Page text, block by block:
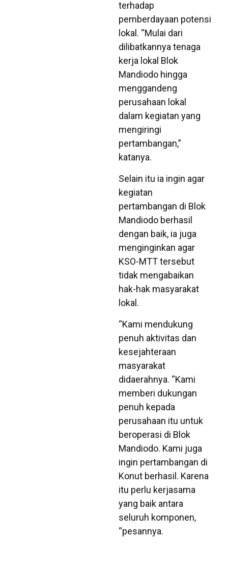
terhadap
pemberdayaan potensi
lokal. “Mulai dari
dilibatkannya tenaga
kerja lokal Blok
Mandiodo hingga
menggandeng
perusahaan lokal
dalam kegiatan yang
mengiringi
pertambangan,”
katanya.
Selain itu ia ingin agar
kegiatan
pertambangan di Blok
Mandiodo berhasil
dengan baik, ia juga
menginginkan agar
KSO-MTT tersebut
tidak mengabaikan
hak-hak masyarakat
lokal.
“Kami mendukung
penuh aktivitas dan
kesejahteraan
masyarakat
didaerahnya. “Kami
memberi dukungan
penuh kepada
perusahaan itu untuk
beroperasi di Blok
Mandiodo. Kami juga
ingin pertambangan di
Konut berhasil. Karena
itu perlu kerjasama
yang baik antara
seluruh komponen,
“pesannya.